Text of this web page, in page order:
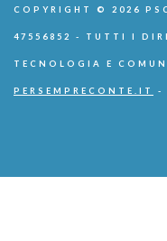
COPYRIGHT © 2026
47556852 - TUTTI I
TECNOLOGIA E
PERSEMPRECONTE.IT -